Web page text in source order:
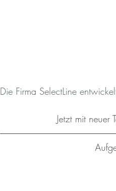
Die Firma SelectLine
Jetzt mit neuer